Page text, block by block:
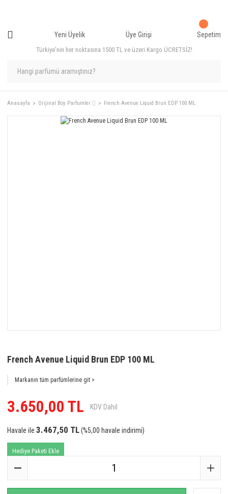
Türkiye'nin her noktasına 1500 TL ve üzeri Kargo ÜCRETSİZ!
Yeni Üyelik Üye Girişi Sepetim
Anasayfa Orijinal Boy Parfumler ⌷ French Avenue Liquid Brun EDP 100 ML
French Avenue Liquid Brun EDP 100 ML
Markanın tüm parfümlerine git >
3.650,00 TL KDV Dahil
Havale ile 3.467,50 TL(%5,00 havale indirimi)
Hediye Paketi Ekle